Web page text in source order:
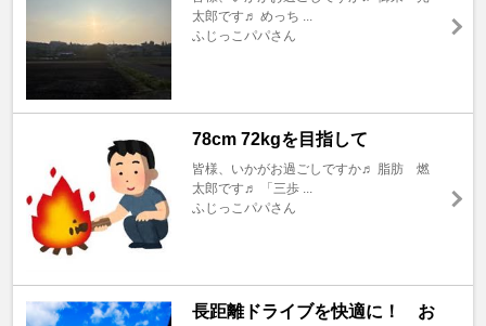
太郎です♬ めっち ...
ふじっこパパさん
78cm 72kgを目指して
皆様、いかがお過ごしですか♬ 脂肪 燃
太郎です♬ 「三歩 ...
ふじっこパパさん
長距離ドライブを快適に！ お